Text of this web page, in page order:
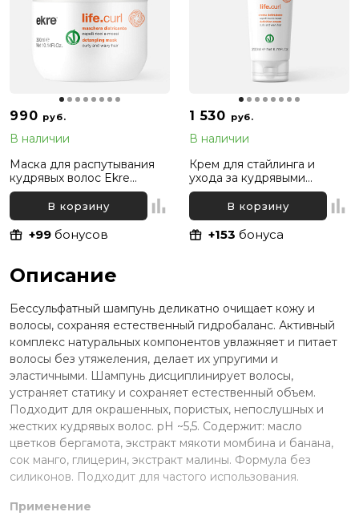
990 руб.
В наличии
Маска для распутывания
кудрявых волос Ekre
Life.Curl Untangling, 300 мл
В корзину
+99 бонусов
1 530 руб.
В наличии
Крем для стайлинга и
ухода за кудрявыми
волосами Ekre Life.Curl
Definition, 200 мл
В корзину
+153 бонуса
Описание
Бессульфатный шампунь деликатно очищает кожу и
волосы, сохраняя естественный гидробаланс. Активный
комплекс натуральных компонентов увлажняет и питает
волосы без утяжеления, делает их упругими и
эластичными. Шампунь дисциплинирует волосы,
устраняет статику и сохраняет естественный объем.
Подходит для окрашенных, пористых, непослушных и
жестких кудрявых волос. рН ~5,5. Содержит: масло
цветков бергамота, экстракт мякоти момбина и банана,
сок манго, глицерин, экстракт малины. Формула без
силиконов. Подходит для частого использования.
Применение